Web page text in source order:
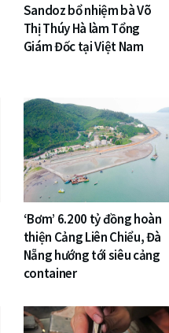
Sandoz bổ nhiệm bà Võ
Thị Thúy Hà làm Tổng
Giám Đốc tại Việt Nam
‘Bơm’ 6.200 tỷ đồng hoàn
thiện Cảng Liên Chiểu, Đà
Nẵng hướng tới siêu cảng
container